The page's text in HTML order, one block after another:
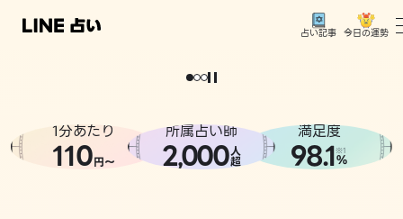
占い記事 今日の運勢
相談事例
どうせなら
。
1分あたり
110円〜
所属占い師
2,000人
超
満足度
98.1※1
%